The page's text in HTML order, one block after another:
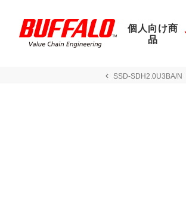
個人向け商
品
SSD-SDH2.0U3BA/N